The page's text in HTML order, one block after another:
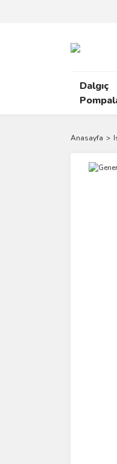
Dalgıç
Anasayfa